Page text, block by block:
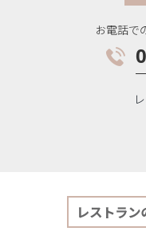
お電話で
レストラ